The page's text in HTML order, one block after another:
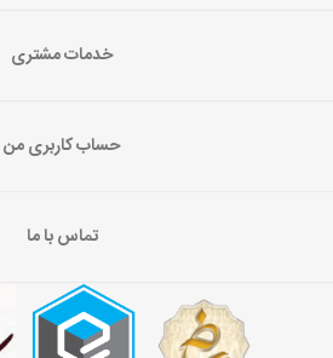
خدمات مشتری
حساب کاربری من
تماس با ما